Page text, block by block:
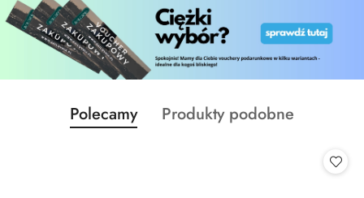
Pomiń karuzelę produktów
Produkty
o
Polecamy
Produkty
Produkty podobne